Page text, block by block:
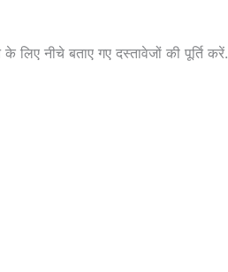
लिए नीचे बताए गए दस्तावेजों की पूर्ति करें.